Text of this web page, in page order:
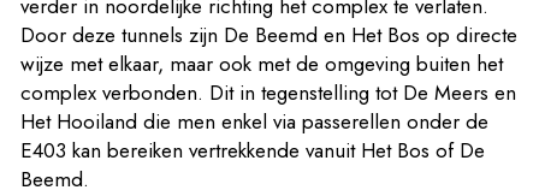
verder in noordelijke richting het complex te verlaten.
Door deze tunnels zijn De Beemd en Het Bos op directe
wijze met elkaar, maar ook met de omgeving buiten het
complex verbonden. Dit in tegenstelling tot De Meers en
Het Hooiland die men enkel via passerellen onder de
E403 kan bereiken vertrekkende vanuit Het Bos of De
Beemd.